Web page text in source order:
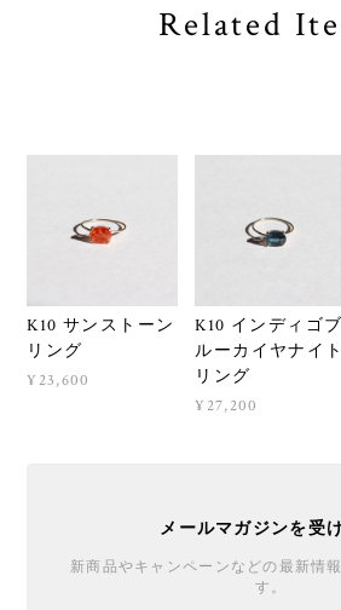
Related
K10 サンストーン
リング
¥23,600
K10 インディゴブ
ルーカイヤナイト
リング
¥27,200
メールマガジンを受
新商品やキャンペーンなどの最新情
す。